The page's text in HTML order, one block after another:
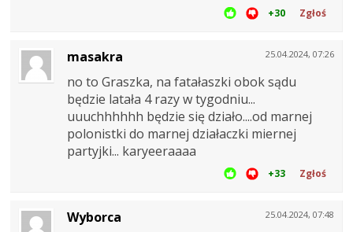
+30 Zgłoś
25.04.2024, 07:26
masakra
no to Graszka, na fatałaszki obok sądu
będzie latała 4 razy w tygodniu...
uuuchhhhhh będzie się działo....od marnej
polonistki do marnej działaczki miernej
partyjki... karyeeraaaa
+33 Zgłoś
25.04.2024, 07:48
Wyborca